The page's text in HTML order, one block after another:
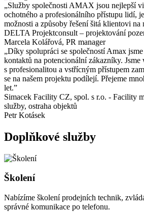
„Služby společnosti AMAX jsou nejlepší
ochotného a profesionálního přístupu lidí,
možnosti a způsoby řešení šitá klientovi na
DELTA Projektconsult – projektování
Marcela Kolářová, PR manager
„Díky spolupráci se společností Amax
kontaktů na potencionální zákazníky. Jsme
s profesionalitou a vstřícným přístupem
se na našem projektu podílejí. Přejeme
let.”
Simacek Facility CZ, spol. s r.o. - Facility
služby, ostraha objektů
Petr Kotásek
Doplňkové služby
Školení
Nabízíme školení prodejních technik,
správné komunikace po telefonu.